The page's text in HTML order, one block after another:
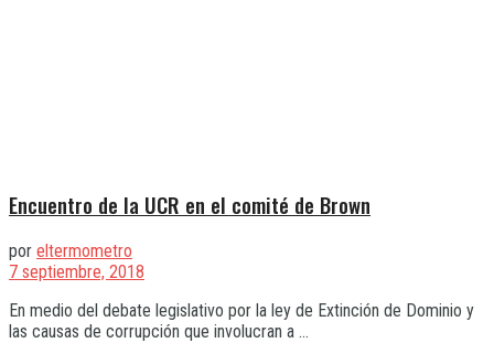
Encuentro de la UCR en el comité de Brown
por eltermometro
7 septiembre, 2018
En medio del debate legislativo por la ley de Extinción de Dominio y
las causas de corrupción que involucran a ...